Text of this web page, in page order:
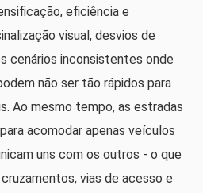
eficiência e
visual, desvios de
cenários inconsistentes onde
não ser tão rápidos para
Ao mesmo tempo, as estradas
acomodar apenas veículos
uns com os outros - o que
vias de acesso e